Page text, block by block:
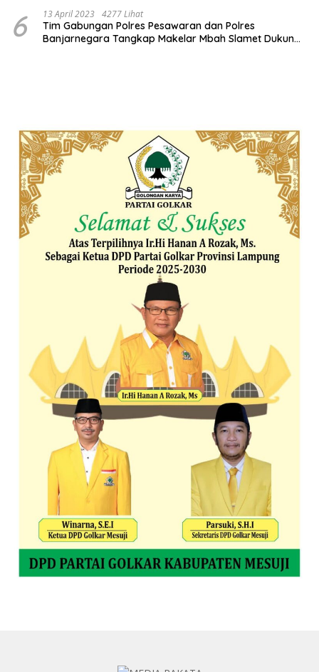
6 13 April 2023 4277 Lihat
Tim Gabungan Polres Pesawaran dan Polres
Banjarnegara Tangkap Makelar Mbah Slamet Dukun